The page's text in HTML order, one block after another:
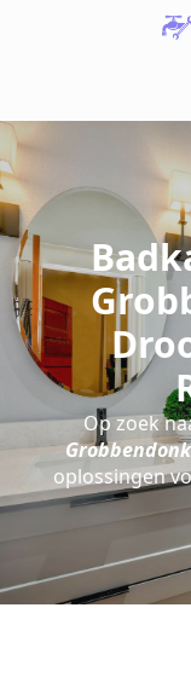
Op zoek
Grobbendonk
oplossingen